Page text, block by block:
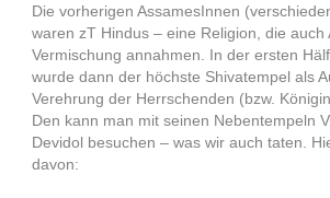
Die vorherigen AssamesInnen
waren zT Hindus – eine Religion, die auch
Vermischung annahmen. In der ersten
wurde dann der höchste Shivatempel als
Verehrung der Herrschenden (bzw.
Den kann man mit seinen Nebentempeln
Devidol besuchen – was wir auch taten.
davon: